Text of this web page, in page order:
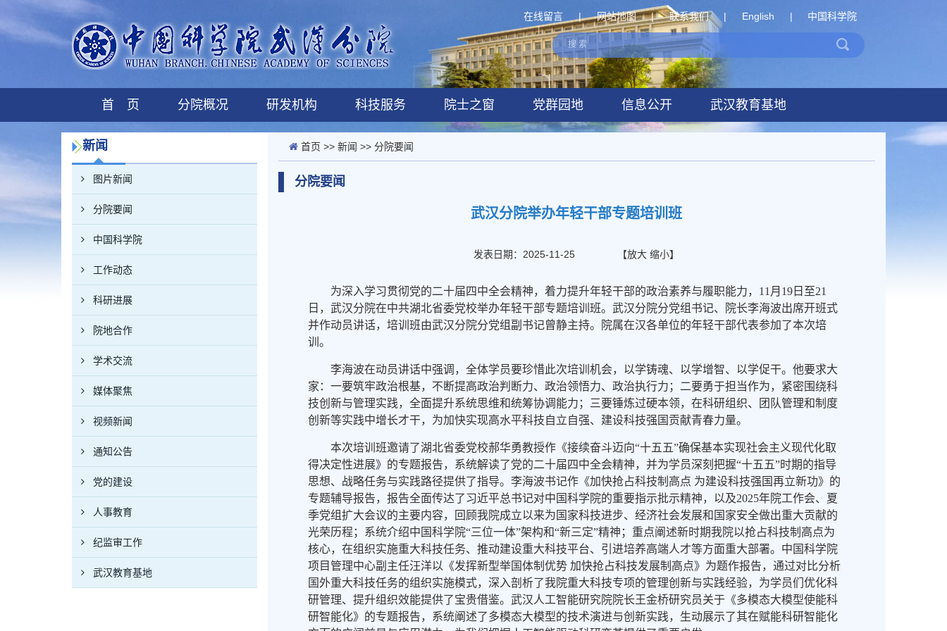
中国科学院
|
English
|
联系我们
|
网站地图
|
在线留言
首 页 分院概况 研发机构 科技服务 院士之窗 党群园地 信息公开 武汉教育基地
新闻
图片新闻
分院要闻
中国科学院
工作动态
科研进展
院地合作
学术交流
媒体聚焦
视频新闻
通知公告
党的建设
人事教育
纪监审工作
武汉教育基地
首页 >> 新闻 >> 分院要闻
分院要闻
武汉分院举办年轻干部专题培训班
发表日期：2025-11-25 【放大 缩小】
为深入学习贯彻党的二十届四中全会精神，着力提升年轻干部的政治素养与履职能力，11月19日至21
日，武汉分院在中共湖北省委党校举办年轻干部专题培训班。武汉分院分党组书记、院长李海波出席开班式
并作动员讲话，培训班由武汉分院分党组副书记曾静主持。院属在汉各单位的年轻干部代表参加了本次培
训。
李海波在动员讲话中强调，全体学员要珍惜此次培训机会，以学铸魂、以学增智、以学促干。他要求大
家：一要筑牢政治根基，不断提高政治判断力、政治领悟力、政治执行力；二要勇于担当作为，紧密围绕科
技创新与管理实践，全面提升系统思维和统筹协调能力；三要锤炼过硬本领，在科研组织、团队管理和制度
创新等实践中增长才干，为加快实现高水平科技自立自强、建设科技强国贡献青春力量。
本次培训班邀请了湖北省委党校郝华勇教授作《接续奋斗迈向“十五五”确保基本实现社会主义现代化取
得决定性进展》的专题报告，系统解读了党的二十届四中全会精神，并为学员深刻把握“十五五”时期的指导
思想、战略任务与实践路径提供了指导。李海波书记作《加快抢占科技制高点 为建设科技强国再立新功》的
专题辅导报告，报告全面传达了习近平总书记对中国科学院的重要指示批示精神，以及2025年院工作会、夏
季党组扩大会议的主要内容，回顾我院成立以来为国家科技进步、经济社会发展和国家安全做出重大贡献的
光荣历程；系统介绍中国科学院“三位一体”架构和“新三定”精神；重点阐述新时期我院以抢占科技制高点为
核心，在组织实施重大科技任务、推动建设重大科技平台、引进培养高端人才等方面重大部署。中国科学院
项目管理中心副主任汪洋以《发挥新型举国体制优势 加快抢占科技发展制高点》为题作报告，通过对比分析
国外重大科技任务的组织实施模式，深入剖析了我院重大科技专项的管理创新与实践经验，为学员们优化科
研管理、提升组织效能提供了宝贵借鉴。武汉人工智能研究院院长王金桥研究员关于《多模态大模型使能科
研智能化》的专题报告，系统阐述了多模态大模型的技术演进与创新实践，生动展示了其在赋能科研智能化